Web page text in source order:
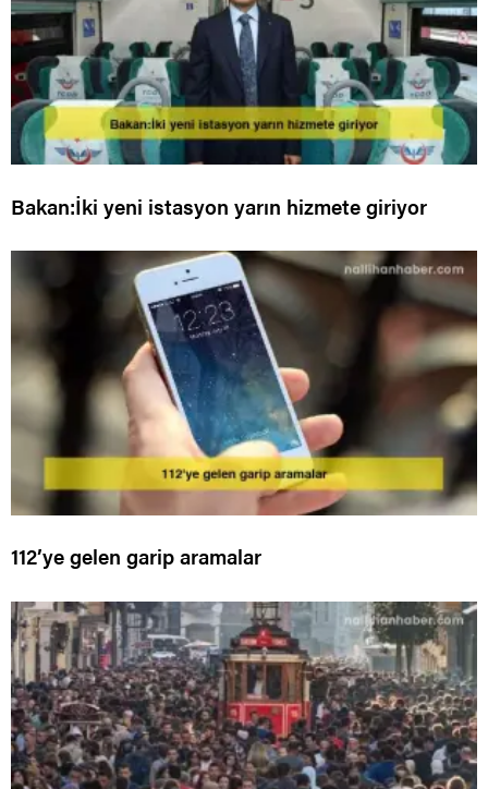
Bakan:İki yeni istasyon yarın hizmete giriyor
112’ye gelen garip aramalar